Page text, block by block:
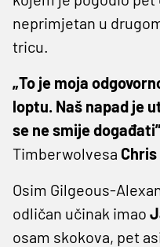
neprimjetan u
tricu.
„To je moja
loptu. Naš napad je
se ne smije događati”
Timberwolvesa
Osim Gilgeous-
odličan učinak imao
osam skokova, pet